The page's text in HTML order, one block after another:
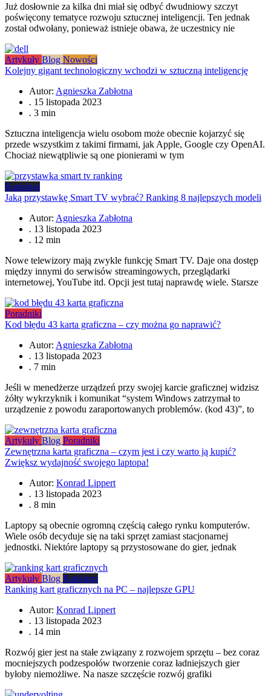
Już dosłownie za kilka dni miał się odbyć dwudniowy szczyt
poświęcony tematyce rozwoju sztucznej inteligencji. Ten jednak
został odwołany, ponieważ istnieje obawa, że uczestnicy nie
Artykuły Blog Nowości
Kolejny gigant technologiczny wchodzi w sztuczną inteligencję
Autor: Agnieszka Zabłotna
. 15 listopada 2023
. 3 min
Sztuczna inteligencja wielu osobom może obecnie kojarzyć się
przede wszystkim z takimi firmami, jak Apple, Google czy OpenAI.
Chociaż niewątpliwie są one pionierami w tym
Rankingi
Jaką przystawkę Smart TV wybrać? Ranking 8 najlepszych modeli
Autor: Agnieszka Zabłotna
. 13 listopada 2023
. 12 min
Nowe telewizory mają zwykle funkcję Smart TV. Daje ona dostęp
między innymi do serwisów streamingowych, przeglądarki
internetowej, YouTube itd. Opcji jest tutaj naprawdę wiele. Starsze
Poradniki
Kod błędu 43 karta graficzna – czy można go naprawić?
Autor: Agnieszka Zabłotna
. 13 listopada 2023
. 7 min
Jeśli w menedżerze urządzeń przy swojej karcie graficznej widzisz
żółty wykrzyknik i komunikat “system Windows zatrzymał to
urządzenie z powodu zaraportowanych problemów. (kod 43)”, to
Artykuły Blog Poradniki
Zewnętrzna karta graficzna – czym jest i czy warto ją kupić?
Zwiększ wydajność swojego laptopa!
Autor: Konrad Lippert
. 13 listopada 2023
. 8 min
Laptopy są obecnie ogromną częścią całego rynku komputerów.
Wiele osób decyduje się na taki sprzęt zamiast stacjonarnej
jednostki. Niektóre laptopy są przystosowane do gier, jednak
Artykuły Blog Rankingi
Ranking kart graficznych na PC – najlepsze GPU
Autor: Konrad Lippert
. 13 listopada 2023
. 14 min
Rozwój gier jest na stałe związany z rozwojem sprzętu – bez coraz
mocniejszych podzespołów tworzenie coraz ładniejszych gier
byłoby niemożliwe. Na nasze szczęście rozwój grafiki